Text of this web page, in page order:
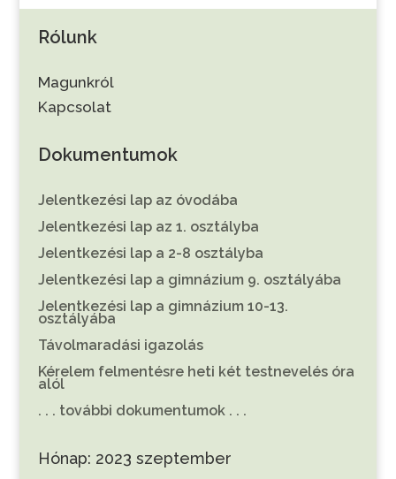
Rólunk
Magunkról
Kapcsolat
Dokumentumok
Jelentkezési lap az óvodába
Jelentkezési lap az 1. osztályba
Jelentkezési lap a 2-8 osztályba
Jelentkezési lap a gimnázium 9. osztályába
Jelentkezési lap a gimnázium 10-13.
osztályába
Távolmaradási igazolás
Kérelem felmentésre heti két testnevelés óra
alól
. . . további dokumentumok . . .
Hónap: 2023 szeptember